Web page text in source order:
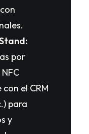
por
el CRM
para
y